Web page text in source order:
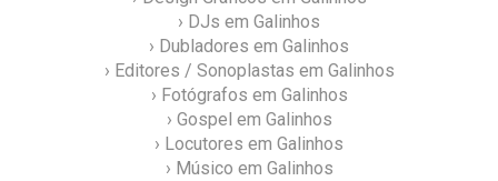
› DJs em Galinhos
› Dubladores em Galinhos
› Editores / Sonoplastas em Galinhos
› Fotógrafos em Galinhos
› Gospel em Galinhos
› Locutores em Galinhos
› Músico em Galinhos